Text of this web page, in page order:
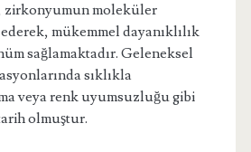
zirkonyumun moleküler
ederek, mükemmel dayanıklılık
sağlamaktadır. Geleneksel
sıklıkla
veya renk uyumsuzluğu gibi
olmuştur.